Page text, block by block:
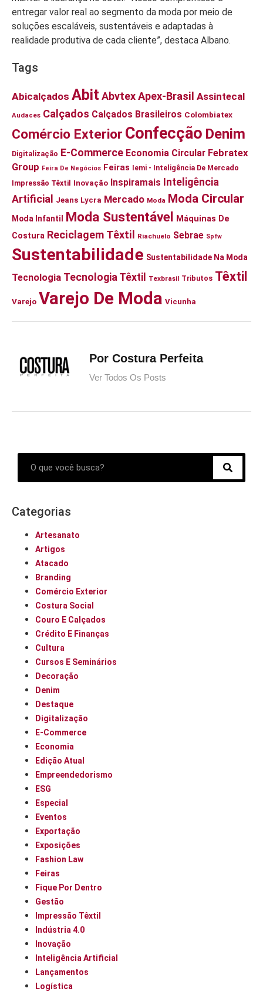
entregar valor real ao segmento da moda por meio de
soluções escaláveis, sustentáveis e adaptadas à
realidade produtiva de cada cliente”, destaca Albano.
Tags
Abicalçados Abit AbvtexApex-Brasil Assintecal
Audaces Calçados Calçados Brasileiros Colombiatex
Comércio Exterior Confecção Denim
Digitalização E-Commerce Economia Circular Febratex
Group Feira De Negócios Feiras Iemi - Inteligência De Mercado
Impressão Têxtil Inovação Inspiramais
Inteligência
Artificial
Jeans Lycra Mercado Moda Moda Circular
Moda Infantil Moda Sustentável
Máquinas De
Costura Reciclagem Têxtil Riachuelo Sebrae Spfw
Sustentabilidade Sustentabilidade Na Moda
Tecnologia Tecnologia Têxtil Texbrasil Tributos Têxtil
Varejo Varejo De Moda Vicunha
Por Costura Perfeita
Ver Todos Os Posts
Categorias
Artesanato
Artigos
Atacado
Branding
Comércio Exterior
Costura Social
Couro E Calçados
Crédito E Finanças
Cultura
Cursos E Seminários
Decoração
Denim
Destaque
Digitalização
E-Commerce
Economia
Edição Atual
Empreendedorismo
ESG
Especial
Eventos
Exportação
Exposições
Fashion Law
Feiras
Fique Por Dentro
Gestão
Impressão Têxtil
Indústria 4.0
Inovação
Inteligência Artificial
Lançamentos
Logística